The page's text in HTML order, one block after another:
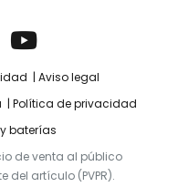
Aviso legal
Política de privacidad
baterías
de venta al público
del artículo (PVPR).